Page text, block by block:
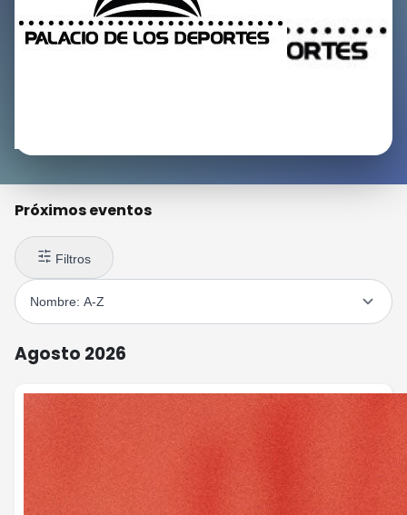
Próximos eventos
Filtros
Agosto 2026